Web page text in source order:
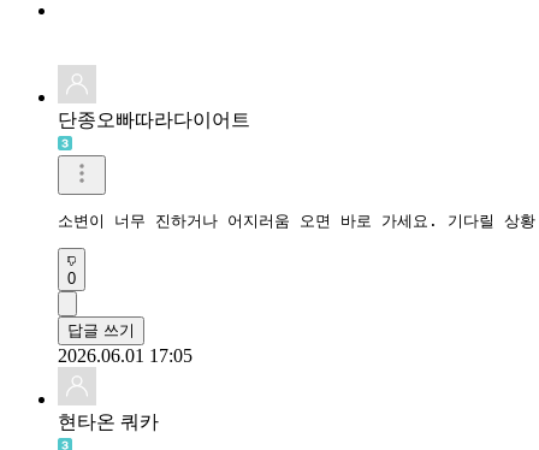
단종오빠따라다이어트
소변이 너무 진하거나 어지러움 오면 바로 가세요. 기다릴 상
0
답글 쓰기
2026.06.01 17:05
현타온 쿼카